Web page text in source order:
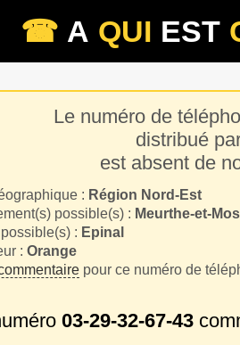
☎ A QUI EST
Le numéro de
distribué
est absent de
: Région Nord-Est
possible(s) : Meurthe-et-
: Epinal
: Orange
pour ce numéro de
03-29-32-67-43